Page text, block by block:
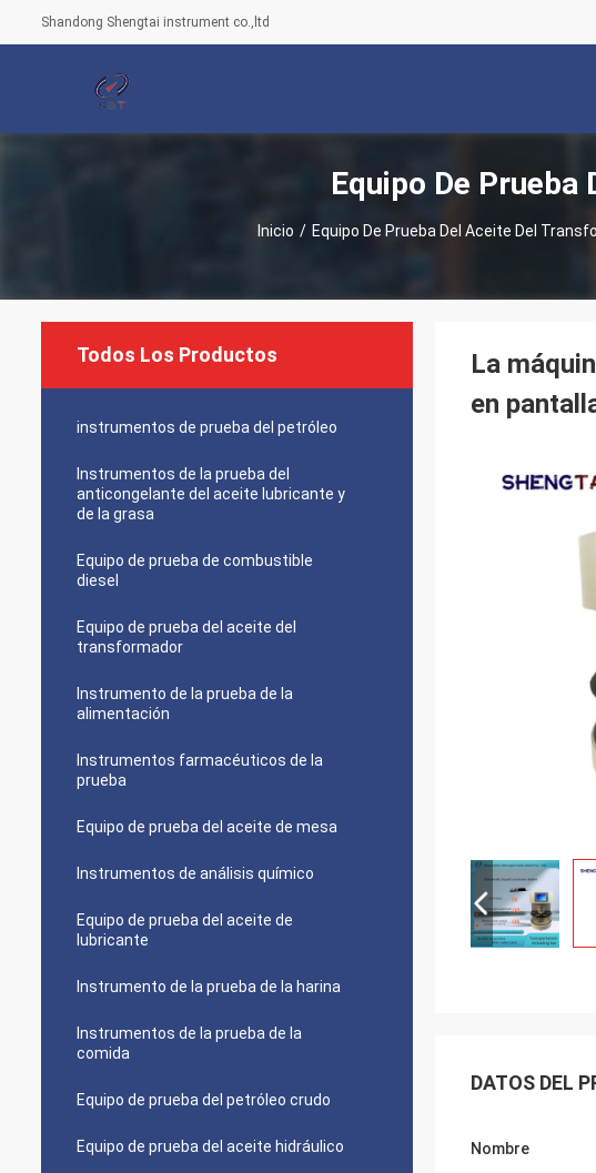
Shandong Shengtai instrument co.,ltd
Equipo De
Inicio / Equipo De Prueba Del Aceite Del
Todos Los Productos
instrumentos de prueba del petróleo
Instrumentos de la prueba del
anticongelante del aceite lubricante y
de la grasa
Equipo de prueba de combustible
diesel
Equipo de prueba del aceite del
transformador
Instrumento de la prueba de la
alimentación
Instrumentos farmacéuticos de la
prueba
Equipo de prueba del aceite de mesa
Instrumentos de análisis químico
Equipo de prueba del aceite de
lubricante
Instrumento de la prueba de la harina
Instrumentos de la prueba de la
comida
Equipo de prueba del petróleo crudo
Equipo de prueba del aceite hidráulico
La
en
DATOS DEL
Nombre